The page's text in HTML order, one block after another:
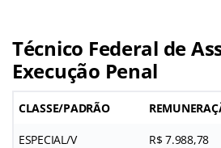
Técnico Federal de
Execução Penal
CLASSE/PADRÃO
ESPECIAL/V R$ 7.988,78